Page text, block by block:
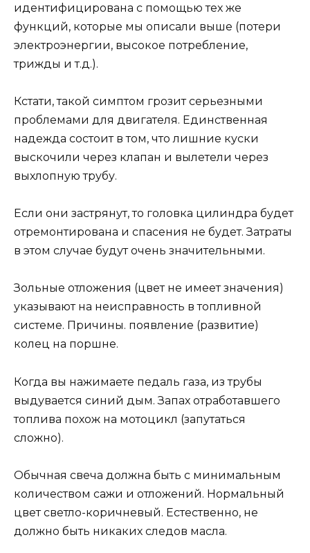
идентифицирована с помощью тех же
функций, которые мы описали выше (потери
электроэнергии, высокое потребление,
трижды и т.д.).
Кстати, такой симптом грозит серьезными
проблемами для двигателя. Единственная
надежда состоит в том, что лишние куски
выскочили через клапан и вылетели через
выхлопную трубу.
Если они застрянут, то головка цилиндра будет
отремонтирована и спасения не будет. Затраты
в этом случае будут очень значительными.
Зольные отложения (цвет не имеет значения)
указывают на неисправность в топливной
системе. Причины. появление (развитие)
колец на поршне.
Когда вы нажимаете педаль газа, из трубы
выдувается синий дым. Запах отработавшего
топлива похож на мотоцикл (запутаться
сложно).
Обычная свеча должна быть с минимальным
количеством сажи и отложений. Нормальный
цвет светло-коричневый. Естественно, не
должно быть никаких следов масла.